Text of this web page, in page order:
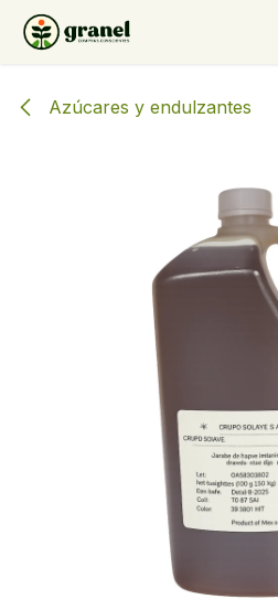
Ir al contenido
Azúcares y endulzantes